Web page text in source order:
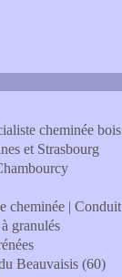
cheminée
et Strasbourg
cheminée |
granulés
Beauvaisis (60)